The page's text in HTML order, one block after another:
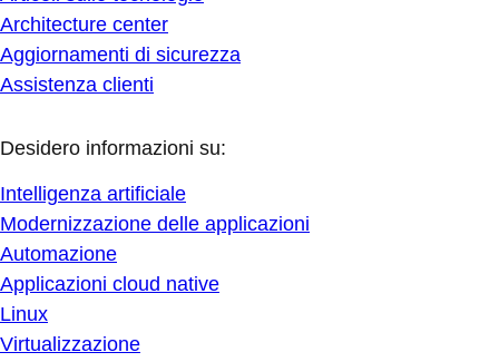
Architecture center
Aggiornamenti di sicurezza
Assistenza clienti
Desidero informazioni su:
Intelligenza artificiale
Modernizzazione delle applicazioni
Automazione
Applicazioni cloud native
Linux
Virtualizzazione